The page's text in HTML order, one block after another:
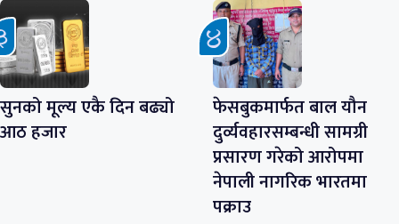
सुनको मूल्य एकै दिन बढ्यो
आठ हजार
फेसबुकमार्फत बाल यौन
दुर्व्यवहारसम्बन्धी सामग्री
प्रसारण गरेको आरोपमा
नेपाली नागरिक भारतमा
पक्राउ